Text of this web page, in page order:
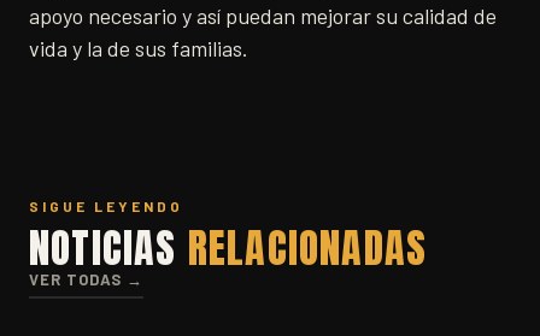
apoyo necesario y así puedan mejorar su calidad de
vida y la de sus familias.
SIGUE LEYENDO
NOTICIAS RELACIONADAS
VER TODAS →